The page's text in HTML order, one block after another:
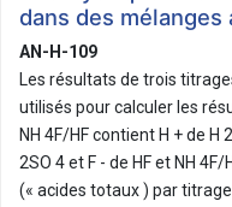
dans des mélanges
AN-H-109
Les résultats de trois
utilisés pour calculer les
NH 4F/HF contient H + de H
2SO 4 et F - de HF et NH
(« acides totaux ) par